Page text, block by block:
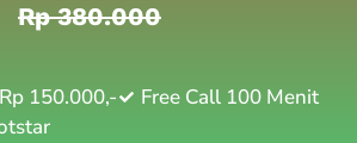
Rp 380.000
150.000,-
Free Call 100 Menit